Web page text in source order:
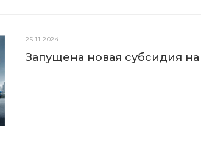
25.11.2024
Запущена новая субсидия